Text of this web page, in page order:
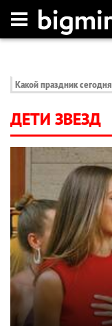
Какой праздник сегодня
ДЕТИ ЗВЕЗД